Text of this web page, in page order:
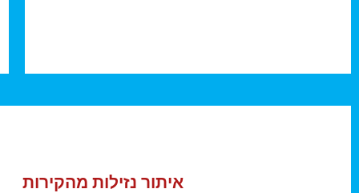
איתור נזילות מהקירות
טיפול בנזילות ללא הרס